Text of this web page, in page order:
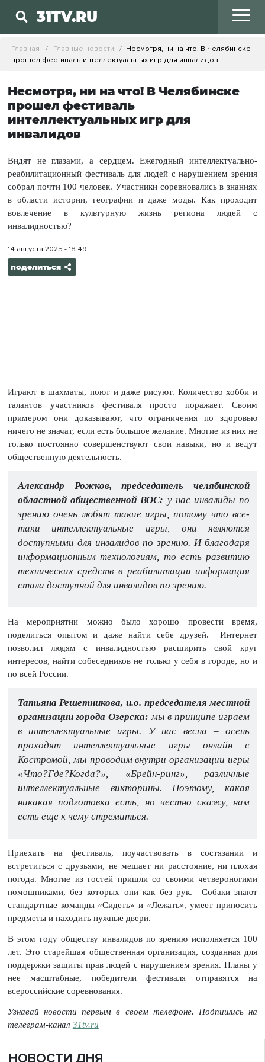
31TV.RU
Главная Главные новости
Несмотря, ни на что! В Челябинске
прошел фестиваль интеллектуальных игр для инвалидов
Несмотря, ни на что! В Челябинске
прошел фестиваль
интеллектуальных игр для
инвалидов
Видят не глазами, а сердцем. Ежегодный интеллектуально-
реабилитационный фестиваль для людей с нарушением зрения
собрал почти 100 человек. Участники соревновались в знаниях
в области истории, географии и даже моды. Как проходит
вовлечение в культурную жизнь региона людей с
инвалидностью?
14 августа 2025 - 18:49
поделиться
Играют в шахматы, поют и даже рисуют. Количество хобби и
талантов участников фестиваля просто поражает. Своим
примером они доказывают, что ограничения по здоровью
ничего не значат, если есть большое желание. Многие из них не
только постоянно совершенствуют свои навыки, но и ведут
общественную деятельность.
Александр Рожков, председатель челябинской
областной общественной ВОС: у нас инвалиды по
зрению очень любят такие игры, потому что все-
таки интеллектуальные игры, они являются
доступными для инвалидов по зрению. И благодаря
информационным технологиям, то есть развитию
технических средств в реабилитации информация
стала доступной для инвалидов по зрению.
На мероприятии можно было хорошо провести время,
поделиться опытом и даже найти себе друзей. Интернет
позволил людям с инвалидностью расширить свой круг
интересов, найти собеседников не только у себя в городе, но и
по всей России.
Татьяна Решетникова, и.о. председателя местной
организации города Озерска: мы в принципе играем
в интеллектуальные игры. У нас весна – осень
проходят интеллектуальные игры онлайн с
Костромой, мы проводим внутри организации игры
«Что?Где?Когда?», «Брейн-ринг», различные
интеллектуальные викторины. Поэтому, какая
никакая подготовка есть, но честно скажу, нам
есть еще к чему стремиться.
Приехать на фестиваль, поучаствовать в состязании и
встретиться с друзьями, не мешает ни расстояние, ни плохая
погода. Многие из гостей пришли со своими четвероногими
помощниками, без которых они как без рук. Собаки знают
стандартные команды «Сидеть» и «Лежать», умеет приносить
предметы и находить нужные двери.
В этом году обществу инвалидов по зрению исполняется 100
лет. Это старейшая общественная организация, созданная для
поддержки защиты прав людей с нарушением зрения. Планы у
нее масштабные, победители фестиваля отправятся на
всероссийские соревнования.
Узнавай новости первым в своем телефоне. Подпишись на
телеграм-канал 31tv.ru